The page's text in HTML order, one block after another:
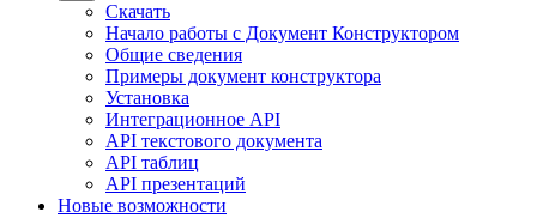
Скачать
Начало работы с Документ Конструктором
Общие сведения
Примеры документ конструктора
Установка
Интеграционное API
API текстового документа
API таблиц
API презентаций
Новые возможности